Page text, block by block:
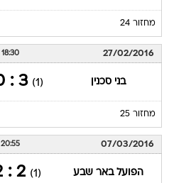
מחזור 24
27/02/2016
18:30
בני סכנין (1)
3 : 0
מחזור 25
07/03/2016
20:55
הפועל באר שבע (1)
2 : 2